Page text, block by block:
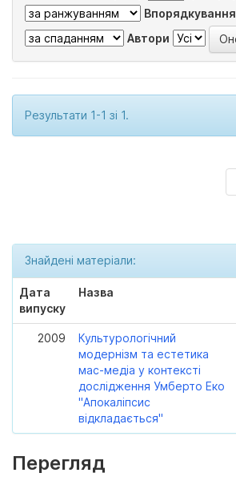
Впорядкування
Автори
Результати 1-1 зі 1.
Знайдені матеріали:
Дата
випуску
Назва
2009
Культурологічний
модернізм та естетика
мас-медіа у контексті
дослідження Умберто Еко
"Апокаліпсис
відкладається"
Перегляд